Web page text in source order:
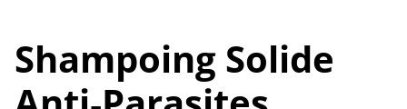
Shampoing Solide